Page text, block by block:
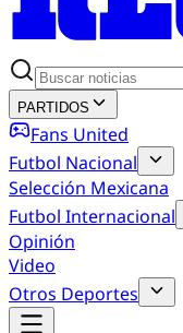
PARTIDOS
Fans United
Futbol Nacional
Selección Mexicana
Futbol Internacional
Opinión
Video
Otros Deportes